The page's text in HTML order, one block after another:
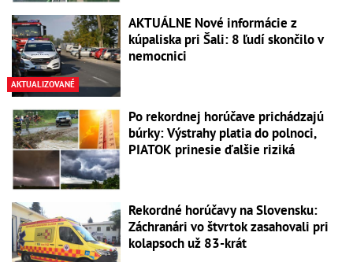
AKTUALIZOVANÉ
AKTUÁLNE Nové informácie z
kúpaliska pri Šali: 8 ľudí skončilo v
nemocnici
Po rekordnej horúčave prichádzajú
búrky: Výstrahy platia do polnoci,
PIATOK prinesie ďalšie riziká
Rekordné horúčavy na Slovensku:
Záchranári vo štvrtok zasahovali pri
kolapsoch už 83-krát